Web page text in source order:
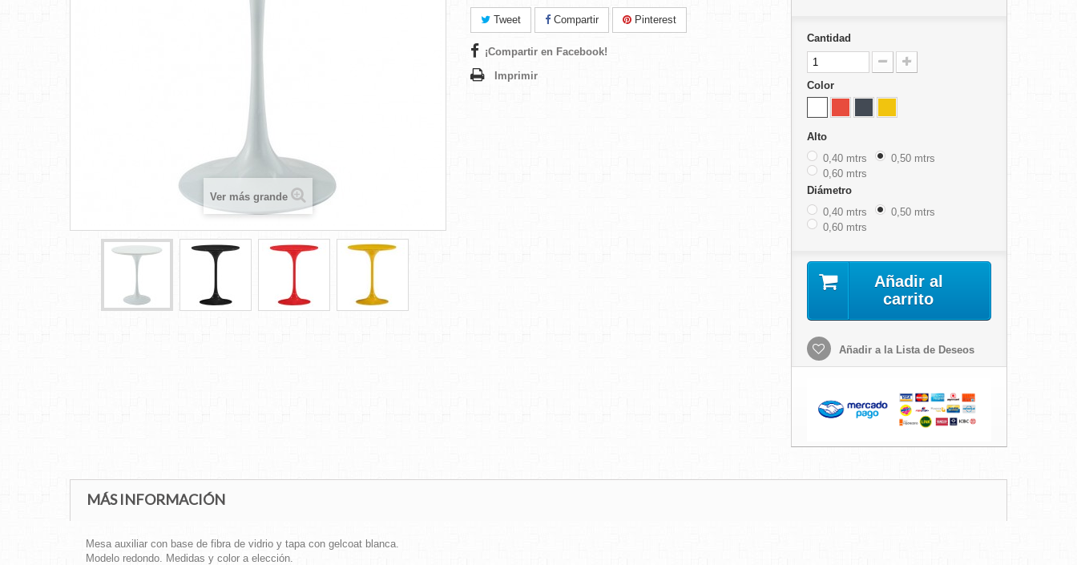
Ver más grande
Tweet Compartir Pinterest
¡Compartir en Facebook!
Imprimir
Cantidad
Color
Alto
0,40 mtrs
0,50 mtrs
0,60 mtrs
Diámetro
0,40 mtrs
0,50 mtrs
0,60 mtrs
Añadir al
carrito
Añadir a la Lista de Deseos
MÁS INFORMACIÓN
Mesa auxiliar con base de fibra de vidrio y tapa con gelcoat blanca.
Modelo redondo. Medidas y color a elección.